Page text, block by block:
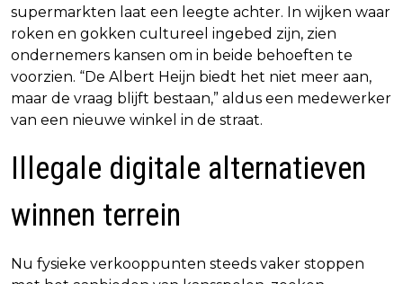
supermarkten laat een leegte achter. In wijken waar
roken en gokken cultureel ingebed zijn, zien
ondernemers kansen om in beide behoeften te
voorzien. “De Albert Heijn biedt het niet meer aan,
maar de vraag blijft bestaan,” aldus een medewerker
van een nieuwe winkel in de straat.
Illegale digitale alternatieven
winnen terrein
Nu fysieke verkooppunten steeds vaker stoppen